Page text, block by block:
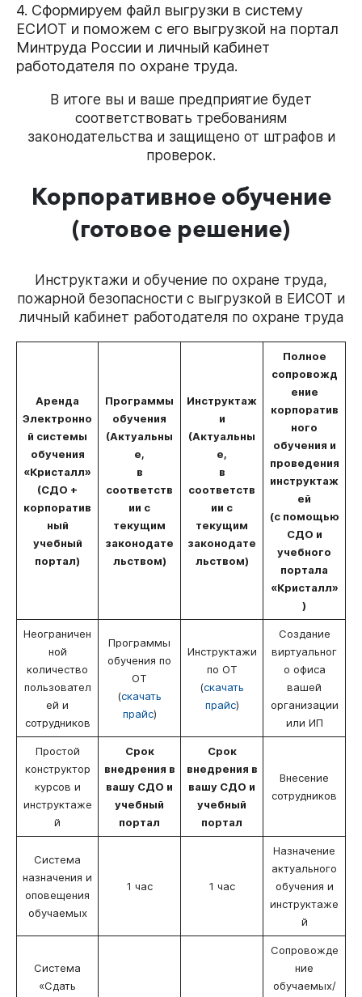
4. Сформируем файл выгрузки в систему
ЕСИОТ и поможем с его выгрузкой на портал
Минтруда России и личный кабинет
работодателя по охране труда.
В итоге вы и ваше предприятие будет
соответствовать требованиям
законодательства и защищено от штрафов и
проверок.
Корпоративное обучение
(готовое решение)
Инструктажи и обучение по охране труда,
пожарной безопасности с выгрузкой в ЕИСОТ и
личный кабинет работодателя по охране труда
Аренда
Электронно
й системы
обучения
«Кристалл»
(СДО +
корпоратив
ный
учебный
портал)
Программы
обучения
(Актуальны
е,
в
соответств
ии с
текущим
законодате
льством)
Инструктаж
и
(Актуальны
е,
в
соответств
ии с
текущим
законодате
льством)
Полное
сопровожд
ение
корпоратив
ного
обучения и
проведения
инструктаж
ей
(с помощью
СДО и
учебного
портала
«Кристалл»
)
Неограничен
ной
количество
пользовател
ей и
сотрудников
Программы
обучения по
ОТ
(скачать
прайс)
Инструктажи
по ОТ
(скачать
прайс)
Создание
виртуальног
о офиса
вашей
организации
или ИП
Простой
конструктор
курсов и
инструктаже
й
Срок
внедрения в
вашу СДО и
учебный
портал
Срок
внедрения в
вашу СДО и
учебный
портал
Внесение
сотрудников
Система
назначения и
оповещения
обучаемых
1 час 1 час
Назначение
актуального
обучения и
инструктаже
й
Система
«Сдать
Сопровожде
ние
обучаемых/